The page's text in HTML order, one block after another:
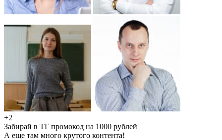
+2
Забирай в ТГ промокод на 1000 рублей
А еще там много крутого контента!